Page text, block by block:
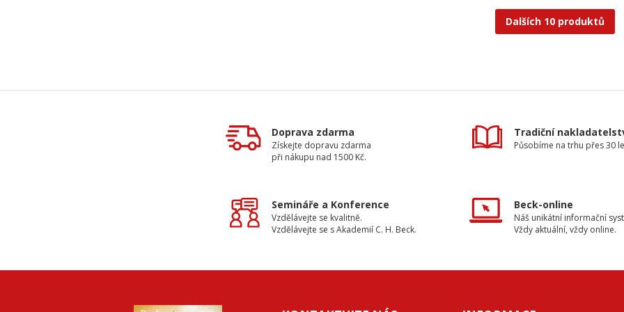
Dalších 10 produktů
Doprava zdarma
Získejte dopravu zdarma
při nákupu nad 1500 Kč.
Tradiční
Působíme na trhu přes 30
Semináře a Konference
Vzdělávejte se kvalitně.
Vzdělávejte se s Akademií C. H. Beck.
Beck-online
Náš unikátní informační
Vždy aktuální, vždy online.